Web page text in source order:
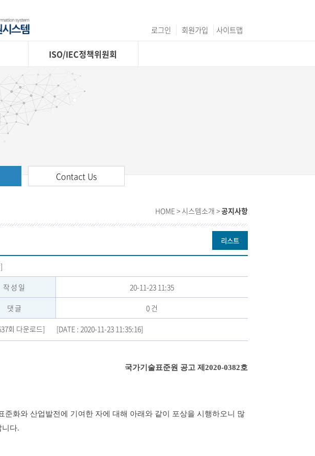
로그인 회원가입 사이트맵
ISO/IEC정책위원회
Contact Us
HOME > 시스템소개 >공지사항
리스트
작성일 20-11-23 11:35
댓글 0 건
회 다운로드] [DATE : 2020-11-23 11:35:16]
국가기술표준원 공고 제2020-0382호
화와 산업발전에 기여한 자에 대해 아래와 같이 포상을 시행하오니 많
니다.